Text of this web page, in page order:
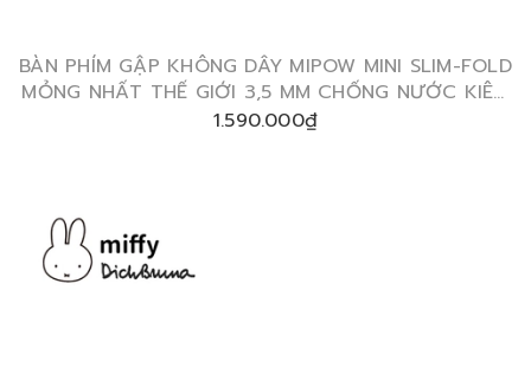
BÀN PHÍM GẬP KHÔNG DÂY MIPOW MINI SLIM-FOLD
MỎNG NHẤT THẾ GIỚI 3,5 MM CHỐNG NƯỚC KIÊM
TÚI GIÁ ĐỠ
1.590.000₫